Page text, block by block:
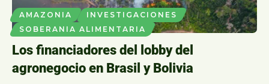
AMAZONIA
INVESTIGACIONES
SOBERANIA ALIMENTARIA
Los financiadores del lobby del
agronegocio en Brasil y Bolivia